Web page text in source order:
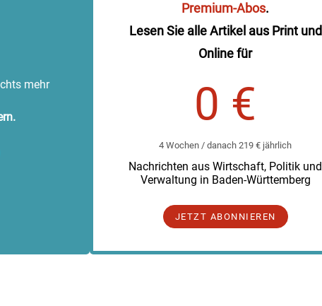
mehr
Premium-Abos.
Lesen Sie alle Artikel aus Print und
Online für
0 €
4 Wochen / danach 219 € jährlich
Nachrichten aus Wirtschaft, Politik und
Verwaltung in Baden-Württemberg
JETZT ABONNIEREN